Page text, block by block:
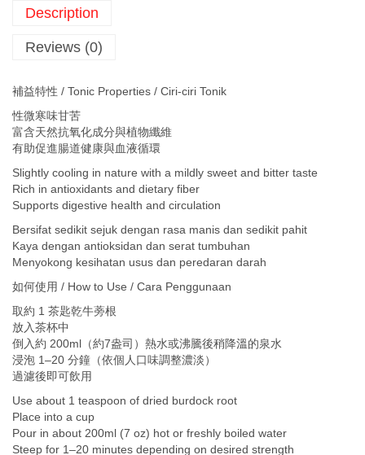
Description
Reviews (0)
補益特性 / Tonic Properties / Ciri-ciri Tonik
性微寒味甘苦
富含天然抗氧化成分與植物纖維
有助促進腸道健康與血液循環
Slightly cooling in nature with a mildly sweet and bitter taste
Rich in antioxidants and dietary fiber
Supports digestive health and circulation
Bersifat sedikit sejuk dengan rasa manis dan sedikit pahit
Kaya dengan antioksidan dan serat tumbuhan
Menyokong kesihatan usus dan peredaran darah
如何使用 / How to Use / Cara Penggunaan
取約 1 茶匙乾牛蒡根
放入茶杯中
倒入約 200ml（約7盎司）熱水或沸騰後稍降溫的泉水
浸泡 1–20 分鐘（依個人口味調整濃淡）
過濾後即可飲用
Use about 1 teaspoon of dried burdock root
Place into a cup
Pour in about 200ml (7 oz) hot or freshly boiled water
Steep for 1–20 minutes depending on desired strength